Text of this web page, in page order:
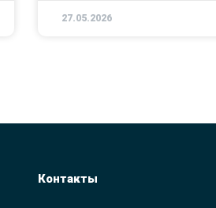
27.05.2026
Контакты